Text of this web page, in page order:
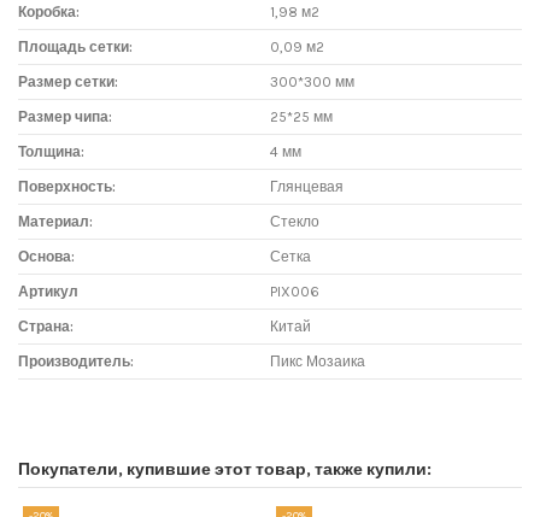
Коробка: 1,98 м2
Площадь сетки: 0,09 м2
Размер сетки: 300*300 мм
Размер чипа: 25*25 мм
Толщина: 4 мм
Поверхность: Глянцевая
Материал: Стекло
Основа: Сетка
Артикул PIX006
Страна: Китай
Производитель: Пикс Мозаика
1. Самовывоз из магазина:
Покупатели, купившие этот товар, также купили: